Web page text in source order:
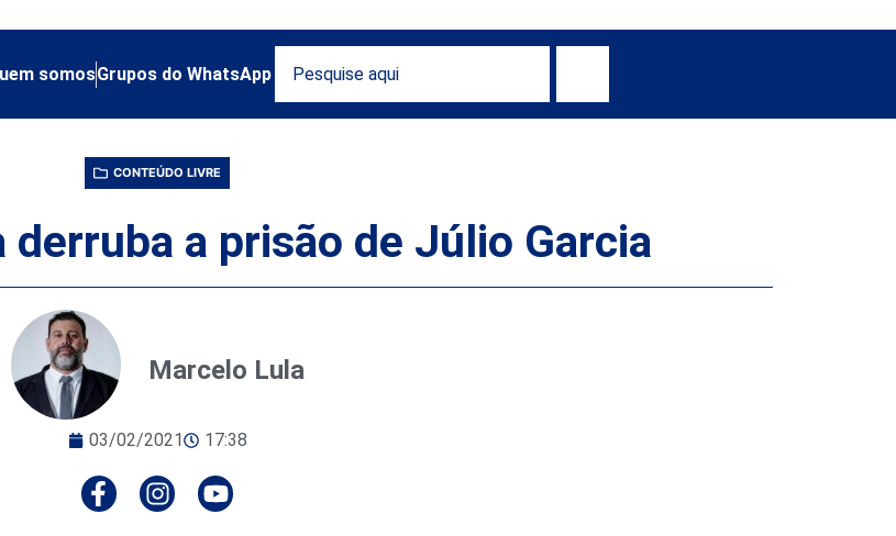
somosGrupos do WhatsApp
CONTEÚDO LIVRE
a prisão de Júlio Garcia
Marcelo Lula
03/02/2021 17:38